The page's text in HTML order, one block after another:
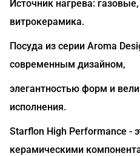
Источник нагрева:
витрокерамика.
Посуда из серии Aroma
современным дизайном,
элегантностью форм и
исполнения.
Starflon High Performance -
керамическими